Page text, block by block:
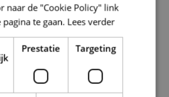
ERFGOED
naar de "Cookie Policy" link
te gaan. Lees verder
Prestatie Targeting